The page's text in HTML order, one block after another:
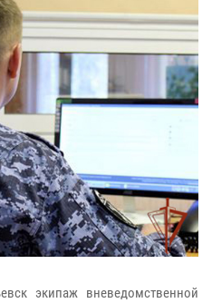
экипаж вневедомственной